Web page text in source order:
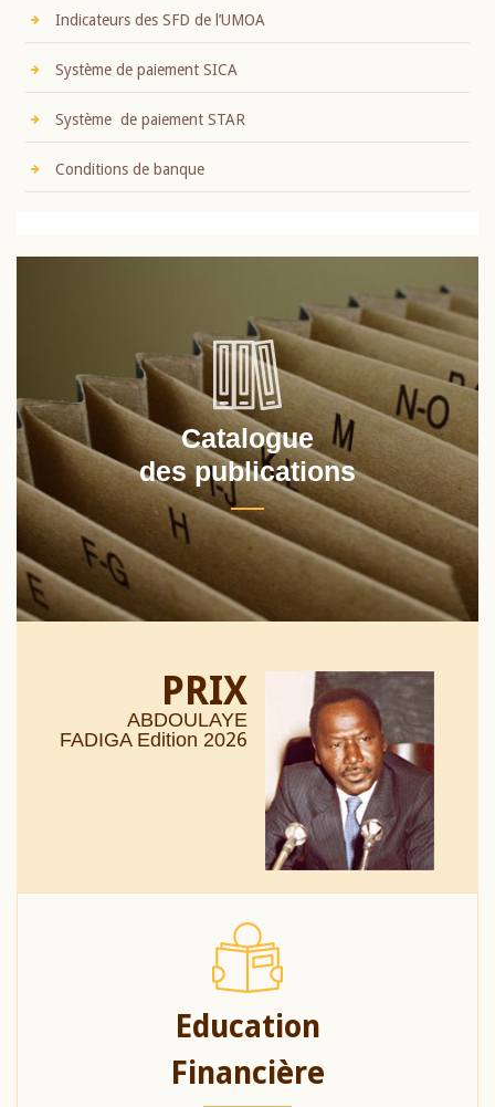
Indicateurs des SFD de l’UMOA
Système de paiement SICA
Système de paiement STAR
Conditions de banque
Catalogue
des publications
PRIX
ABDOULAYE
FADIGA Edition 2026
Education
Financière